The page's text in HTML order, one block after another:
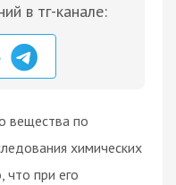
в тг-канале:
вещества по
химических
что при его